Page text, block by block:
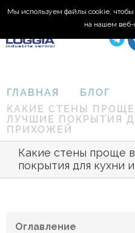
8 (495)
ГЛАВНАЯ
БЛОГ
КАКИЕ СТЕНЫ
ЛУЧШИЕ ПОКРЫТИЯ
ПРИХОЖЕЙ
Какие стены проще
покрытия для кухни
Оглавление
Мы используем файлы cookie,
на нашем веб-